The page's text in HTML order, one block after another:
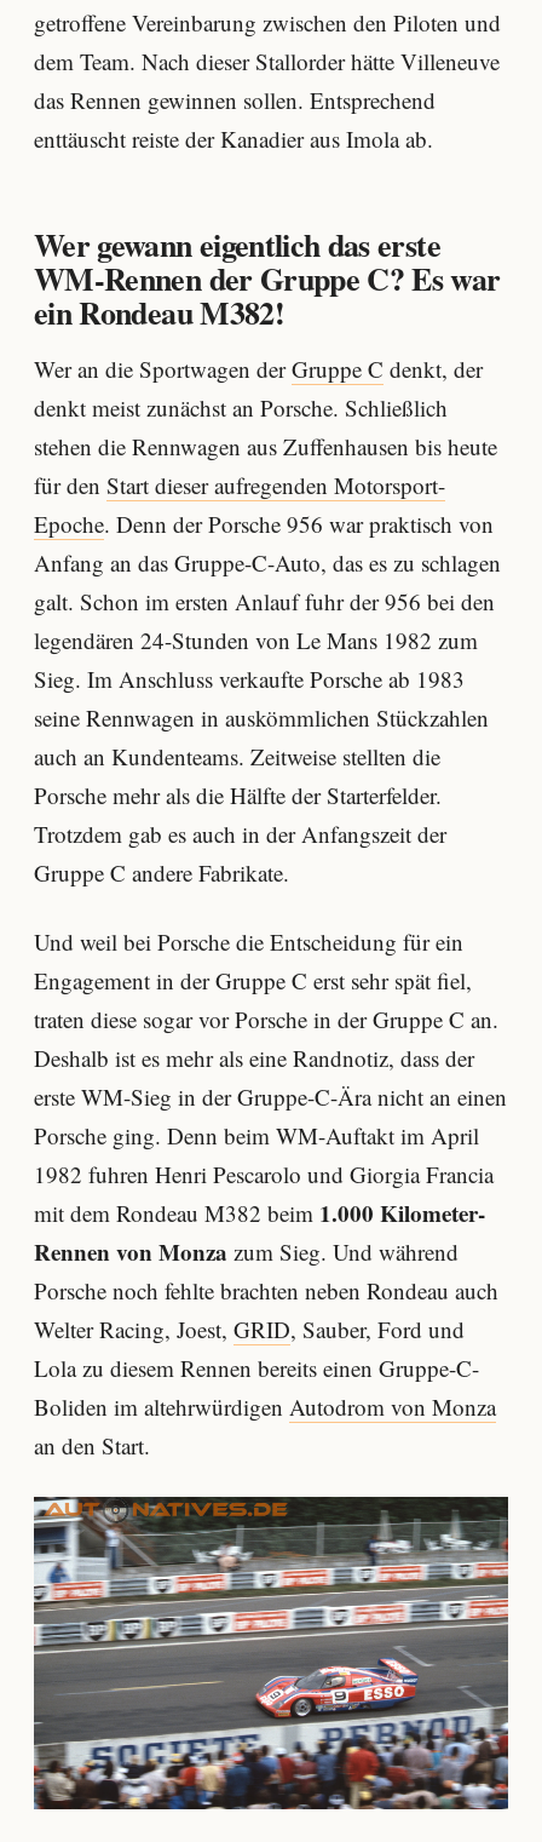
getroffene Vereinbarung zwischen den Piloten und
dem Team. Nach dieser Stallorder hätte Villeneuve
das Rennen gewinnen sollen. Entsprechend
enttäuscht reiste der Kanadier aus Imola ab.
Wer gewann eigentlich das erste
WM-Rennen der Gruppe C? Es war
ein Rondeau M382!
Wer an die Sportwagen derGruppe C denkt, der
denkt meist zunächst an Porsche. Schließlich
stehen die Rennwagen aus Zuffenhausen bis heute
für den Start dieser aufregenden Motorsport-
Epoche. Denn der Porsche 956 war praktisch von
Anfang an das Gruppe-C-Auto, das es zu schlagen
galt. Schon im ersten Anlauf fuhr der 956 bei den
legendären 24-Stunden von Le Mans 1982 zum
Sieg. Im Anschluss verkaufte Porsche ab 1983
seine Rennwagen in auskömmlichen Stückzahlen
auch an Kundenteams. Zeitweise stellten die
Porsche mehr als die Hälfte der Starterfelder.
Trotzdem gab es auch in der Anfangszeit der
Gruppe C andere Fabrikate.
Und weil bei Porsche die Entscheidung für ein
Engagement in der Gruppe C erst sehr spät fiel,
traten diese sogar vor Porsche in der Gruppe C an.
Deshalb ist es mehr als eine Randnotiz, dass der
erste WM-Sieg in der Gruppe-C-Ära nicht an einen
Porsche ging. Denn beim WM-Auftakt im April
1982 fuhren Henri Pescarolo und Giorgia Francia
mit dem Rondeau M382 beim 1.000 Kilometer-
Rennen von Monza zum Sieg. Und während
Porsche noch fehlte brachten neben Rondeau auch
Welter Racing, Joest, GRID, Sauber, Ford und
Lola zu diesem Rennen bereits einen Gruppe-C-
Boliden im altehrwürdigen Autodrom von Monza
an den Start.